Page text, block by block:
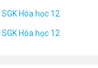
Hóa học 12
Hóa học 12